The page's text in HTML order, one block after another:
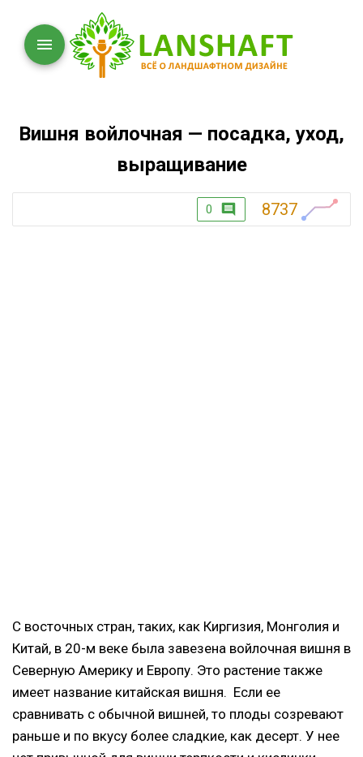
Вишня войлочная — посадка, уход,
выращивание
0 8737
С восточных стран, таких, как Киргизия, Монголия и
Китай, в 20-м веке была завезена войлочная вишня в
Северную Америку и Европу. Это растение также
имеет название китайская вишня. Если ее
сравнивать с обычной вишней, то плоды созревают
раньше и по вкусу более сладкие, как десерт. У нее